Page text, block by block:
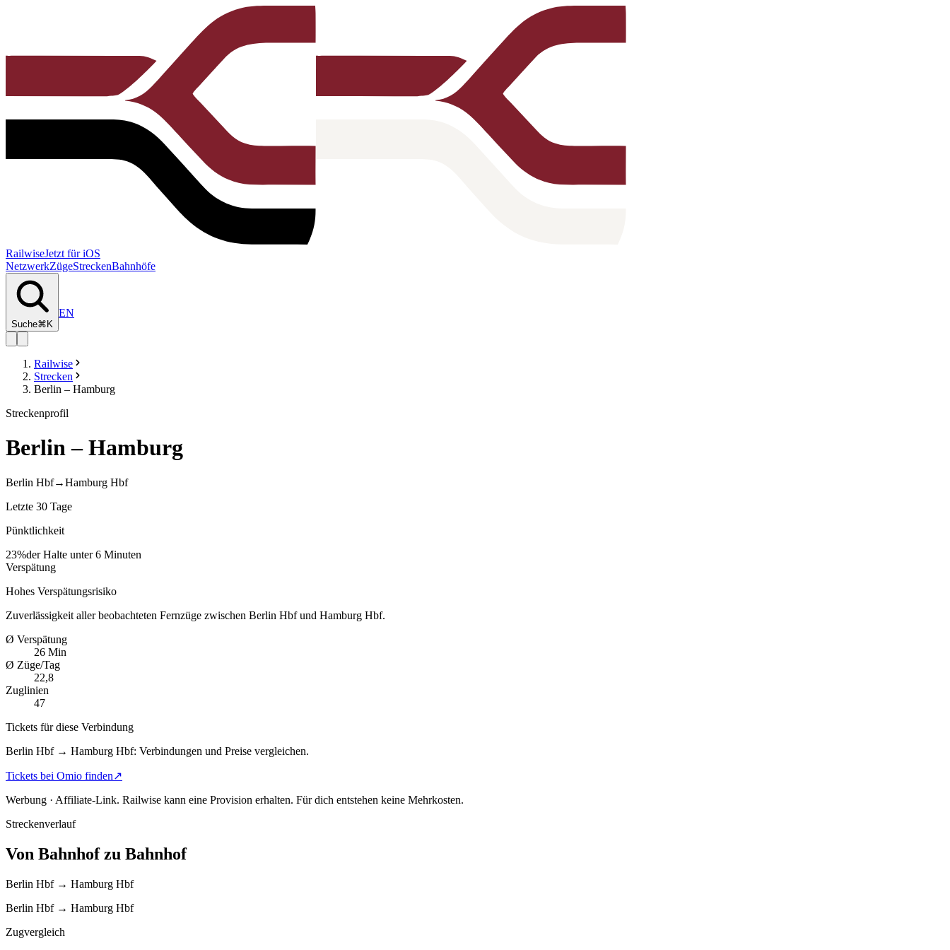
RailwiseJetzt für iOS
NetzwerkZügeStreckenBahnhöfe
Suche⌘K
EN
Railwise
Strecken
Berlin – Hamburg
Streckenprofil
Berlin – Hamburg
Berlin Hbf→Hamburg Hbf
Letzte 30 Tage
Pünktlichkeit
23%der Halte unter 6 Minuten
Verspätung
Hohes Verspätungsrisiko
Zuverlässigkeit aller beobachteten Fernzüge zwischen Berlin Hbf und Hamburg Hbf.
Ø Verspätung
26 Min
Ø Züge/Tag
22,8
Zuglinien
47
Tickets für diese Verbindung
Berlin Hbf → Hamburg Hbf: Verbindungen und Preise vergleichen.
Tickets bei Omio finden↗
Werbung · Affiliate-Link. Railwise kann eine Provision erhalten. Für dich entstehen keine Mehrkosten.
Streckenverlauf
Von Bahnhof zu Bahnhof
Berlin Hbf → Hamburg Hbf
Berlin Hbf → Hamburg Hbf
Zugvergleich